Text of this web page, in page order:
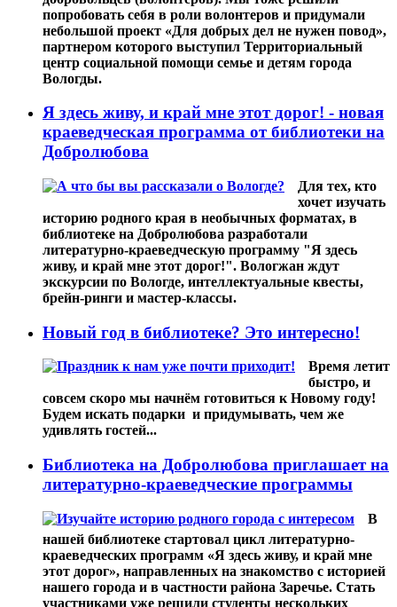
попробовать себя в роли волонтеров и придумали
небольшой проект «Для добрых дел не нужен повод»,
партнером которого выступил Территориальный
центр социальной помощи семье и детям города
Вологды.
Я здесь живу, и край мне этот дорог! - новая
краеведческая программа от библиотеки на
Добролюбова
Для тех, кто
хочет изучать
историю родного края в необычных форматах, в
библиотеке на Добролюбова разработали
литературно-краеведческую программу "Я здесь
живу, и край мне этот дорог!". Вологжан ждут
экскурсии по Вологде, интеллектуальные квесты,
брейн-ринги и мастер-классы.
Новый год в библиотеке? Это интересно!
Время летит
быстро, и
совсем скоро мы начнём готовиться к Новому году!
Будем искать подарки и придумывать, чем же
удивлять гостей...
Библиотека на Добролюбова приглашает на
литературно-краеведческие программы
В
нашей библиотеке стартовал цикл литературно-
краеведческих программ «Я здесь живу, и край мне
этот дорог», направленных на знакомство с историей
нашего города и в частности района Заречье. Стать
участниками уже решили студенты нескольких